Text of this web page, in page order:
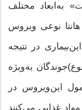
به‌ابعاد مختلف
نوعی ویروس
در نتیجه
به‌ویژه
این‌ویروس در
غذایی می‌کنند